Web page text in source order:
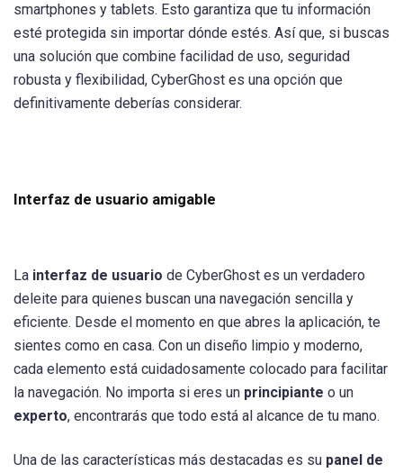
smartphones y tablets. Esto garantiza que tu información
esté protegida sin importar dónde estés. Así que, si buscas
una solución que combine facilidad de uso, seguridad
robusta y flexibilidad, CyberGhost es una opción que
definitivamente deberías considerar.
Interfaz de usuario amigable
La interfaz de usuario de CyberGhost es un verdadero
deleite para quienes buscan una navegación sencilla y
eficiente. Desde el momento en que abres la aplicación, te
sientes como en casa. Con un diseño limpio y moderno,
cada elemento está cuidadosamente colocado para facilitar
la navegación. No importa si eres un principiante o un
experto, encontrarás que todo está al alcance de tu mano.
Una de las características más destacadas es su panel de